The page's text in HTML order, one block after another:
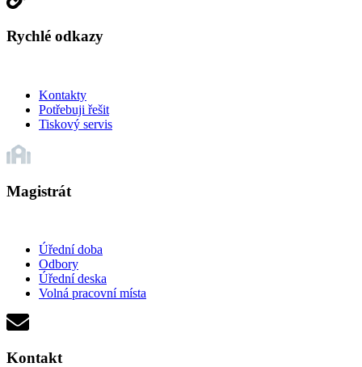
Rychlé odkazy
Kontakty
Potřebuji řešit
Tiskový servis
Magistrát
Úřední doba
Odbory
Úřední deska
Volná pracovní místa
Kontakt